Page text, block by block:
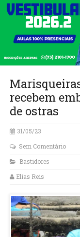
recebem
de ostras
31/05/23
Sem Comentário
Bastidores
Elias Reis